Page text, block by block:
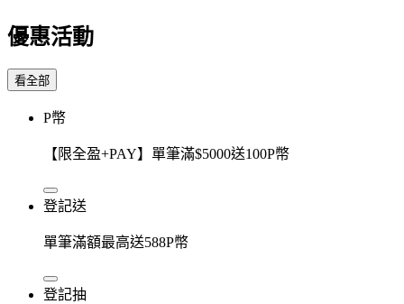
優惠活動
看全部
P幣
【限全盈+PAY】單筆滿$5000送100P幣
登記送
單筆滿額最高送588P幣
登記抽